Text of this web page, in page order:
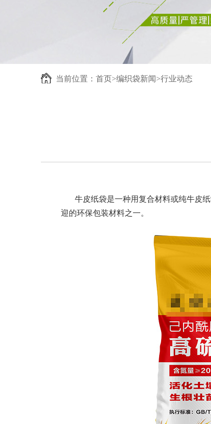
当前位置： 首页>编织袋新闻 >行业动态
牛皮纸袋是一种用复合材料或纯牛皮纸
迎的环保包装材料之一。